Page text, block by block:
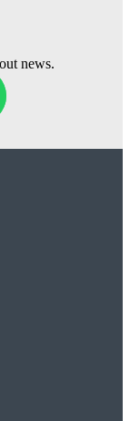
news.